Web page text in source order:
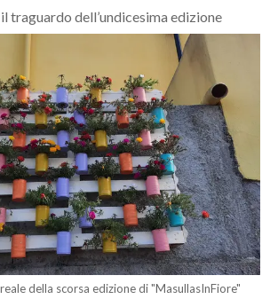
traguardo dell’undicesima edizione
della scorsa edizione di "MasullasInFiore"